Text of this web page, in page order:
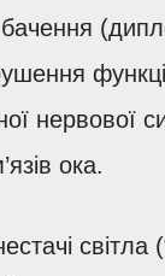
нервової
ока.
світла